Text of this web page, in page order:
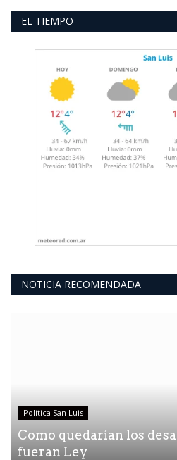
EL TIEMPO
NOTICIA RECOMENDADA
Política San Luis
Como quedarían los
fueran Ley